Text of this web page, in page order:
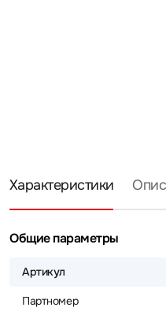
Характеристики
Общие параметры
Артикул
Партномер